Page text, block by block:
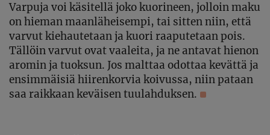
Varpuja voi käsitellä joko kuorineen, jolloin maku
on hieman maanläheisempi, tai sitten niin, että
varvut kiehautetaan ja kuori raaputetaan pois.
Tällöin varvut ovat vaaleita, ja ne antavat hienon
aromin ja tuoksun. Jos malttaa odottaa kevättä ja
ensimmäisiä hiirenkorvia koivussa, niin pataan
saa raikkaan keväisen tuulahduksen.